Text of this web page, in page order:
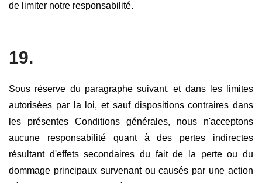
de limiter notre responsabilité.
19.
Sous réserve du paragraphe suivant, et dans les limites
autorisées par la loi, et sauf dispositions contraires dans
les présentes Conditions générales, nous n'acceptons
aucune responsabilité quant à des pertes indirectes
résultant d'effets secondaires du fait de la perte ou du
dommage principaux survenant ou causés par une action